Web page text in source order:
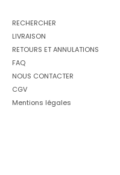
RECHERCHER
LIVRAISON
RETOURS ET ANNULATIONS
FAQ
NOUS CONTACTER
CGV
Mentions légales